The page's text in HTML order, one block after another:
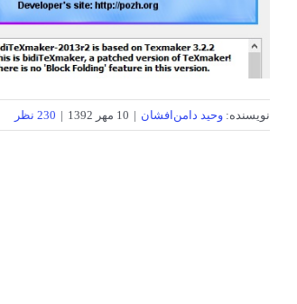
نویسنده: وحید دامن‌افشان | 10 مهر 1392 | 230 نظر